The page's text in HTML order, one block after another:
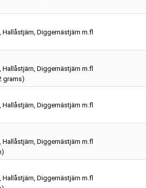
Diggernästjärn m.fl
Diggernästjärn m.fl
grams)
Diggernästjärn m.fl
Diggernästjärn m.fl
Diggernästjärn m.fl